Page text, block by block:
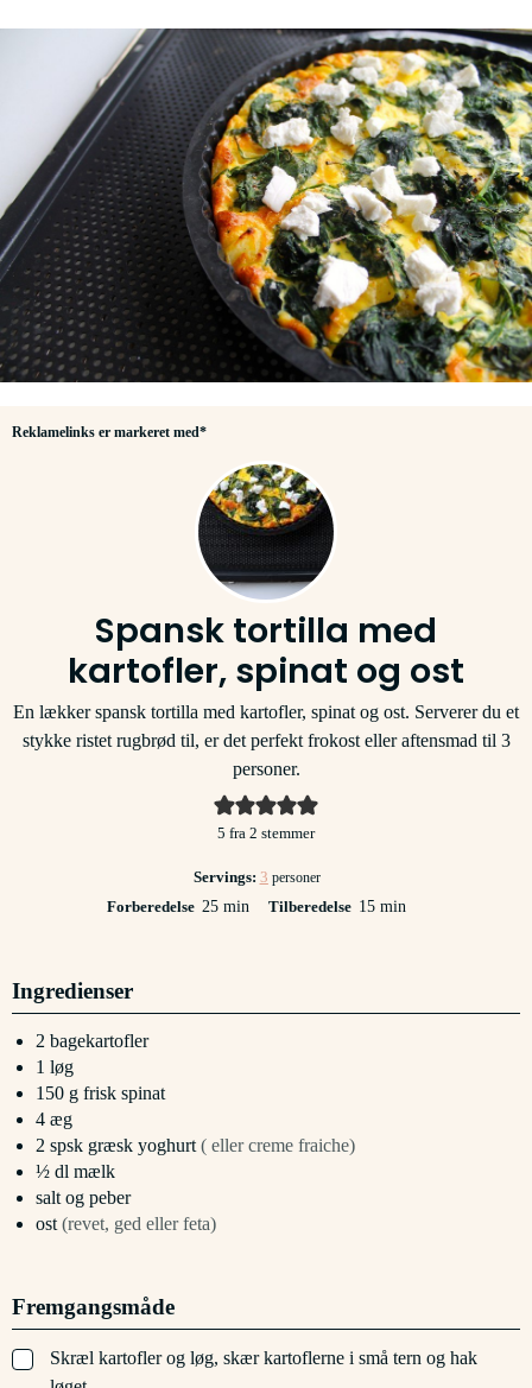
Reklamelinks er markeret med*
Spansk tortilla med
kartofler, spinat og ost
En lækker spansk tortilla med kartofler, spinat og ost. Serverer du et
stykke ristet rugbrød til, er det perfekt frokost eller aftensmad til 3
personer.
5 fra 2 stemmer
Servings: 3 personer
Forberedelse 25minutter
min Tilberedelse 15minutter
min
Ingredienser
2 bagekartofler
1 løg
150 g frisk spinat
4 æg
2 spsk græsk yoghurt ( eller creme fraiche)
½ dl mælk
salt og peber
ost (revet, ged eller feta)
Fremgangsmåde
▢
Skræl kartofler og løg, skær kartoflerne i små tern og hak